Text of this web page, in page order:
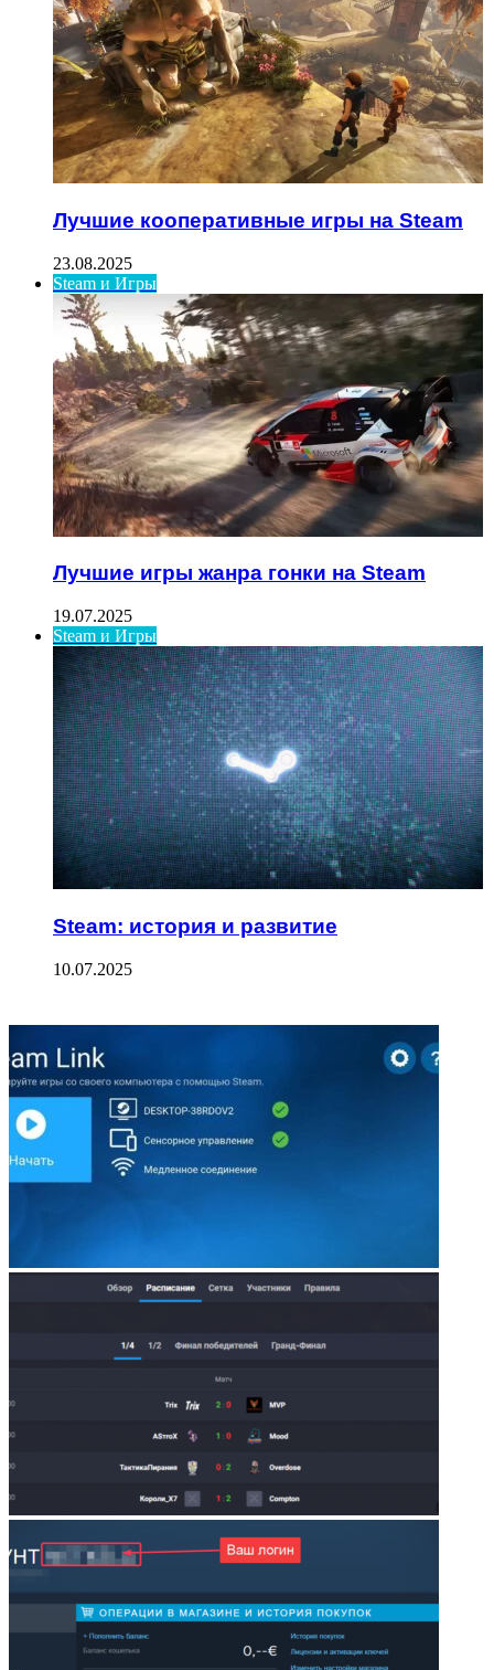
Лучшие кооперативные игры на Steam
23.08.2025
Steam и Игры
Лучшие игры жанра гонки на Steam
19.07.2025
Steam и Игры
Steam: история и развитие
10.07.2025